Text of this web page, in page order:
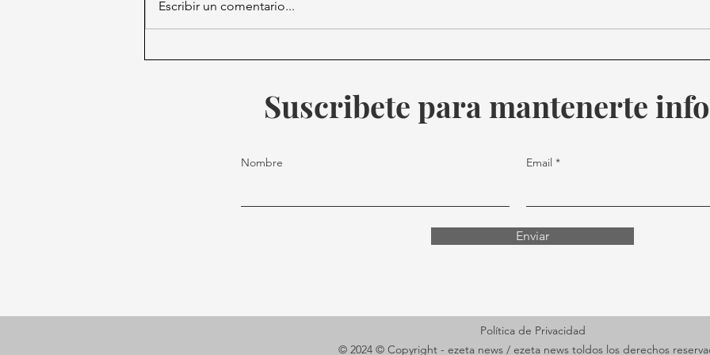
Escribir un comentario...
Suscribete para mantenerte
Nombre Email
Enviar
Política de Privacidad
© 2024 © Copyright - ezeta news / ezeta news toldos los derechos